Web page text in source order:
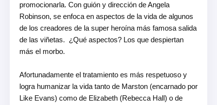
promocionarla. Con guión y dirección de Angela
Robinson, se enfoca en aspectos de la vida de algunos
de los creadores de la super heroína más famosa salida
de las viñetas.  ¿Qué aspectos? Los que despiertan
más el morbo.
Afortunadamente el tratamiento es más respetuoso y
logra humanizar la vida tanto de Marston (encarnado por
Like Evans) como de Elizabeth (Rebecca Hall) o de